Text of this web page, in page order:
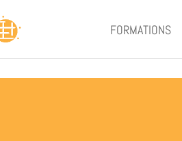
FORMATIONS